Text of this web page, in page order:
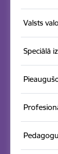
Valsts
Speciālā